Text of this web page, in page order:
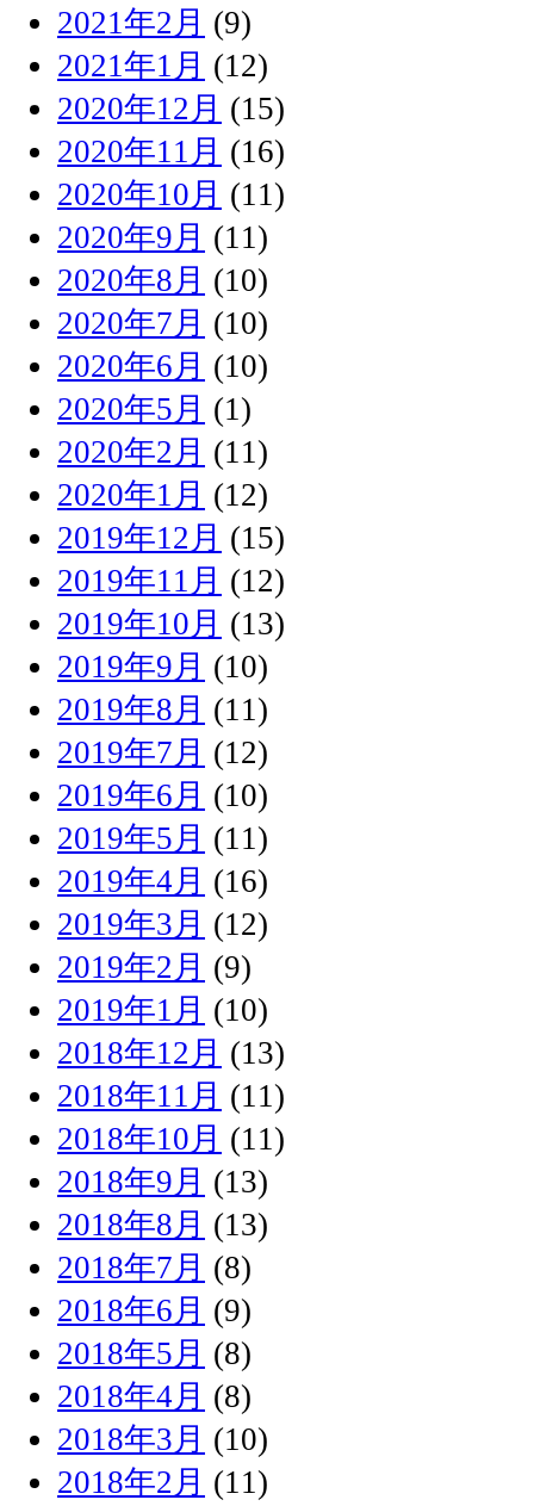
2021年2月 (9)
2021年1月 (12)
2020年12月 (15)
2020年11月 (16)
2020年10月 (11)
2020年9月 (11)
2020年8月 (10)
2020年7月 (10)
2020年6月 (10)
2020年5月 (1)
2020年2月 (11)
2020年1月 (12)
2019年12月 (15)
2019年11月 (12)
2019年10月 (13)
2019年9月 (10)
2019年8月 (11)
2019年7月 (12)
2019年6月 (10)
2019年5月 (11)
2019年4月 (16)
2019年3月 (12)
2019年2月 (9)
2019年1月 (10)
2018年12月 (13)
2018年11月 (11)
2018年10月 (11)
2018年9月 (13)
2018年8月 (13)
2018年7月 (8)
2018年6月 (9)
2018年5月 (8)
2018年4月 (8)
2018年3月 (10)
2018年2月 (11)